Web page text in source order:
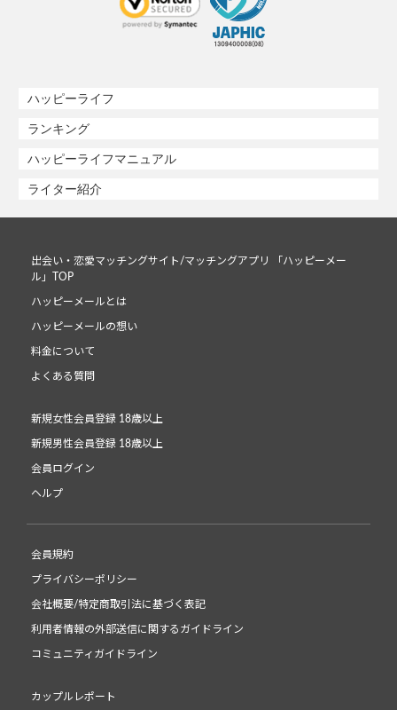
ハッピーライフ
ランキング
ハッピーライフマニュアル
ライター紹介
出会い・恋愛マッチングサイト/マッチングアプリ 「ハッピーメー
ル」TOP
ハッピーメールとは
ハッピーメールの想い
料金について
よくある質問
新規女性会員登録 18歳以上
新規男性会員登録 18歳以上
会員ログイン
ヘルプ
会員規約
プライバシーポリシー
会社概要/特定商取引法に基づく表記
利用者情報の外部送信に関するガイドライン
コミュニティガイドライン
カップルレポート